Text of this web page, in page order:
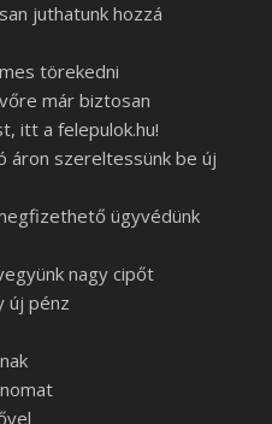
juthatunk hozzá
törekedni
már biztosan
itt a felepulok.hu!
áron szereltessünk be új
ügyvédünk
nagy cipőt
új pénz